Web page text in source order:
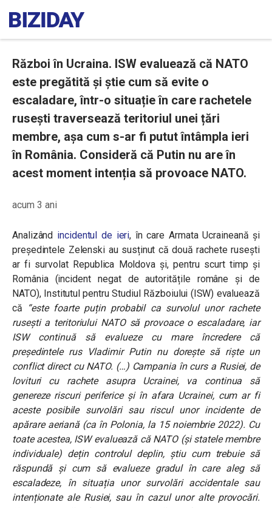
Război în Ucraina. ISW evaluează că NATO
este pregătită și știe cum să evite o
escaladare, într-o situație în care rachetele
rusești traversează teritoriul unei țări
membre, așa cum s-ar fi putut întâmpla ieri
în România. Consideră că Putin nu are în
acest moment intenția să provoace NATO.
acum 3 ani
Analizând incidentul de ieri, în care Armata Ucraineană și
președintele Zelenski au susținut că două rachete rusești
ar fi survolat Republica Moldova și, pentru scurt timp și
România (incident negat de autoritățile române și de
NATO), Institutul pentru Studiul Războiului (ISW) evaluează
că
“este foarte puțin probabil ca survolul unor rachete
rusești a teritoriului NATO să provoace o escaladare, iar
ISW continuă să evalueze cu mare încredere că
președintele rus Vladimir Putin nu dorește să riște un
conflict direct cu NATO. (…) Campania în curs a Rusiei, de
lovituri cu rachete asupra Ucrainei, va continua să
genereze riscuri periferice și în afara Ucrainei, cum ar fi
aceste posibile survolări sau riscul unor incidente de
apărare aeriană (ca în Polonia, la 15 noiembrie 2022). Cu
toate acestea, ISW evaluează că NATO (și statele membre
individuale) dețin controlul deplin, știu cum trebuie să
răspundă și cum să evalueze gradul în care aleg să
escaladeze, în situația unor survolări accidentale sau
intenționate ale Rusiei, sau în cazul unor alte provocări.